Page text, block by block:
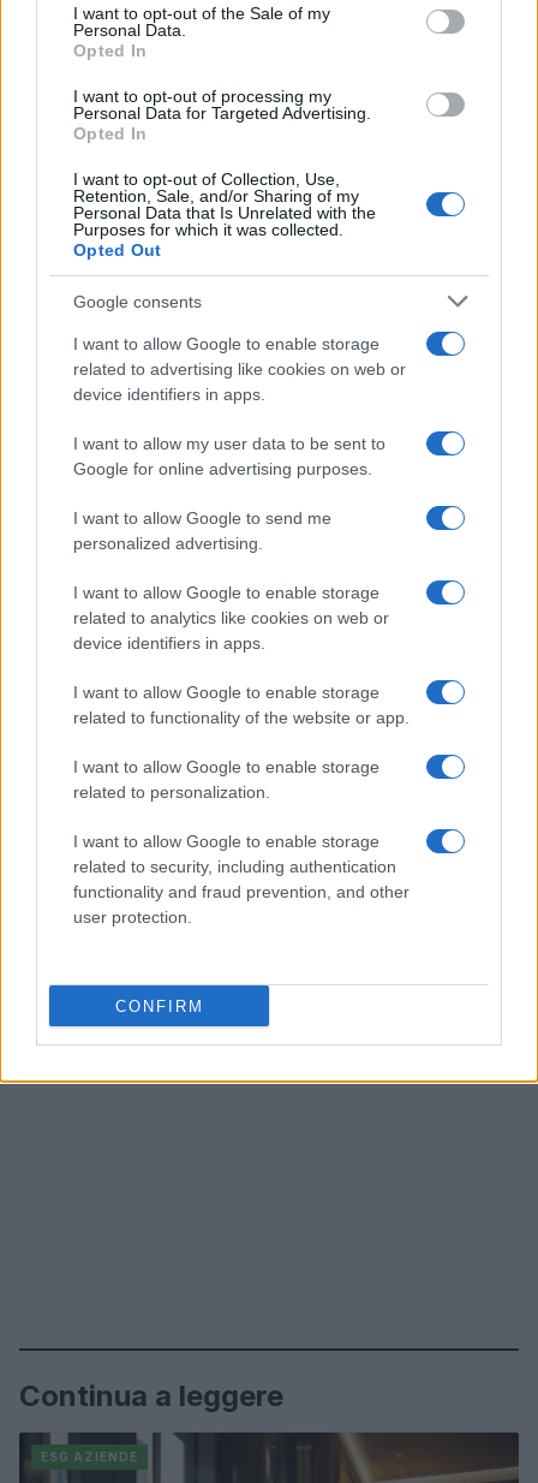
consent section.
I want to opt-out of the Sale of my
Personal Data.
Opted In
I want to opt-out of processing my
Personal Data for Targeted Advertising.
Opted In
I want to opt-out of Collection, Use,
Retention, Sale, and/or Sharing of my
Personal Data that Is Unrelated with the
Purposes for which it was collected.
Opted Out
Google consents
I want to allow Google to enable storage
related to advertising like cookies on web or
device identifiers in apps.
I want to allow my user data to be sent to
Google for online advertising purposes.
I want to allow Google to send me
personalized advertising.
I want to allow Google to enable storage
related to analytics like cookies on web or
device identifiers in apps.
I want to allow Google to enable storage
related to functionality of the website or app.
I want to allow Google to enable storage
related to personalization.
I want to allow Google to enable storage
related to security, including authentication
functionality and fraud prevention, and other
user protection.
CONFIRM
accessibilità.
UIbadge/tooltip visibile, posizionamento,
contrasto, test di comprensione effettuati.
Persistenzawatermark e metadati su media;
etichetta conservata su export e share.
Controllo
tracciabilità del post-editing, retention policy.
Opt-outpossibilità chiara di disattivare
assistenza o scegliere alternativa umana.
Responsabilità
SLA per correzioni e ritiro.
watermark, report condiviso.
Formazionemateriali per team customer care e
marketing su uso corretto delle etichette.
Versioningstoria delle policy, changelog e
comunicazione agli stakeholder.
Andrea Innocenti
Andrea Innocenti ha coordinato dall'estero il
rientro di una cronista napoletana durante una
consolati; è corrispondente esteri che
definisce linee editoriali sulla geopolitica. Nato
a Napoli, parla dialetto locale e mantiene
rapporti con ONG partenopee.
Continua a leggere
ESG AZIENDE